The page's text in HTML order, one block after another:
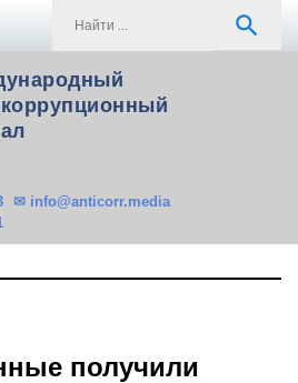
search
✉ info@anticorr.media
получили